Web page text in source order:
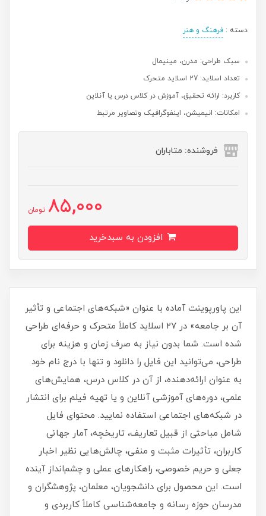
دسته : فرهنگ و هنر
سبک طراحی: مدرن، مینیمال
تعداد اسلاید: 27 اسلاید متحرک
کاربرد: ارائه تحقیق، آموزش در کلاس درس یا آنلاین
امکانات: انیمیشن، اینفوگرافیک وتصاویر مرتبط
فروشنده: متاباران
85,000 تومان
این پاورپوینت آماده با عنوان «شبکه‌های اجتماعی و تأثیر
آن بر جامعه» در ۲۷ اسلاید کاملاً متحرک و حرفه‌ای طراحی
شده است. شما بدون نیاز به صرف زمان و هزینه برای
طراحی، می‌توانید این فایل را دانلود و تنها با درج نام خود
به عنوان ارائه‌دهنده، از آن در کلاس درس، همایش‌های
علمی، دوره‌های آموزشی آنلاین و یا تهیه فیلم برای انتشار
در شبکه‌های اجتماعی استفاده نمایید. محتوای فایل
شامل مباحثی از قبیل تعاریف، تاریخچه، آمار جهانی
کاربران، تأثیرات مثبت و منفی، چالش‌هایی نظیر اخبار
جعلی و حریم خصوصی، راهکارهای عملی و چشم‌انداز آینده
است. این محصول برای دانشجویان، معلمان، پژوهشگران و
مدرسان حوزه رسانه و جامعه‌شناسی کاملاً کاربردی و